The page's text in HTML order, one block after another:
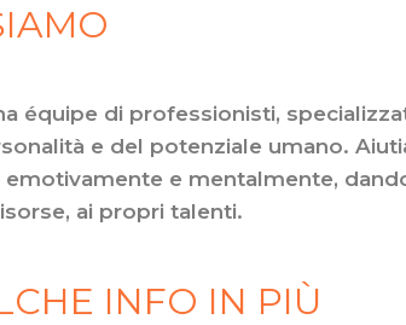
équipe di professionisti,
e del potenziale umano.
emotivamente e mentalmente,
ai propri talenti.
INFO IN PIÙ